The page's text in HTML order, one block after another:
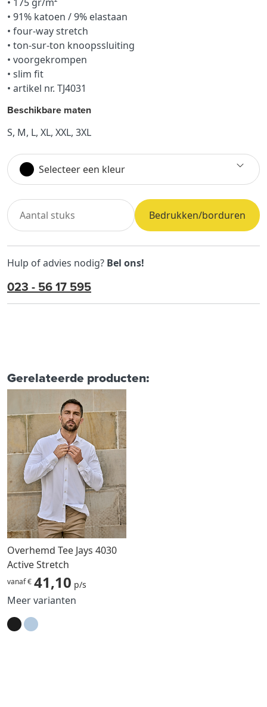
• 91% katoen / 9% elastaan
• four-way stretch
• ton-sur-ton knoopssluiting
• voorgekrompen
• slim fit
• artikel nr. TJ4031
Beschikbare maten
S, M, L, XL, XXL, 3XL
Selecteer een kleur
Bedrukken/borduren
Hulp of advies nodig? Bel ons!
023 - 56 17 595
Gerelateerde producten:
Overhemd Tee Jays 4030
Active Stretch
vanaf € 41,10 p/s
Meer varianten